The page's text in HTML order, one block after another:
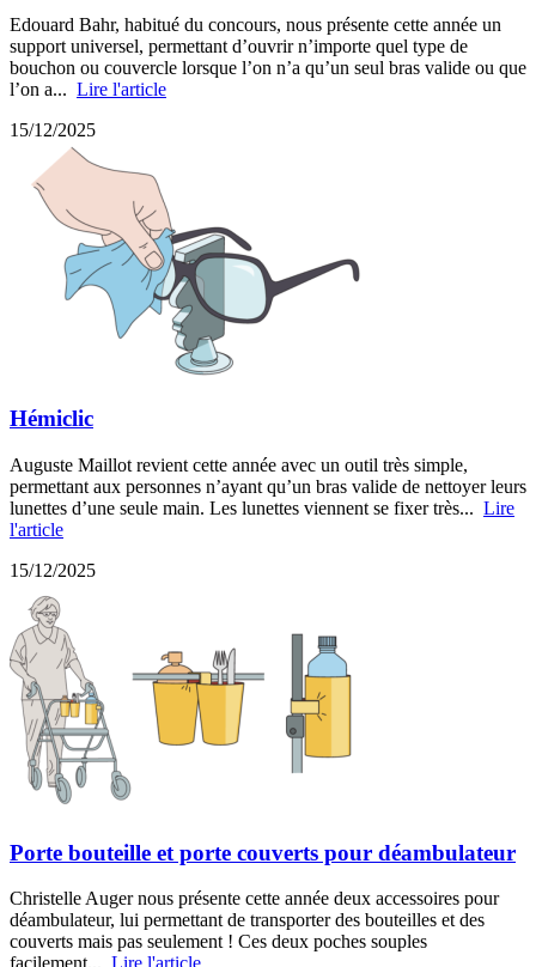
Edouard Bahr, habitué du concours, nous présente cette année un
support universel, permettant d’ouvrir n’importe quel type de
bouchon ou couvercle lorsque l’on n’a qu’un seul bras valide ou que
l’on a... Lire l'article
15/12/2025
Hémiclic
Auguste Maillot revient cette année avec un outil très simple,
permettant aux personnes n’ayant qu’un bras valide de nettoyer leurs
lunettes d’une seule main. Les lunettes viennent se fixer très... Lire
l'article
15/12/2025
Porte bouteille et porte couverts pour déambulateur
Christelle Auger nous présente cette année deux accessoires pour
déambulateur, lui permettant de transporter des bouteilles et des
couverts mais pas seulement ! Ces deux poches souples